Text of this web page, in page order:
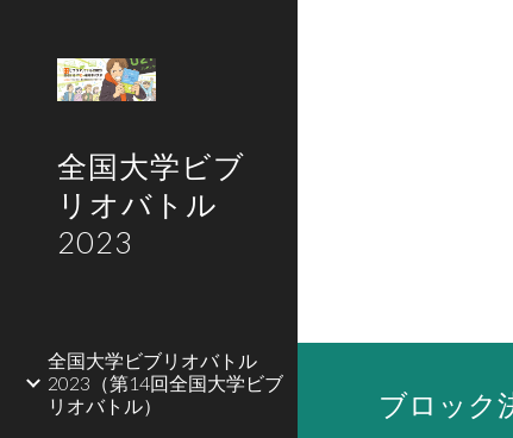
全国大学ビブ
リオバトル
2023
全国大学ビブリオバトル
2023（第14回全国大学ビブ
リオバトル）
ブロック